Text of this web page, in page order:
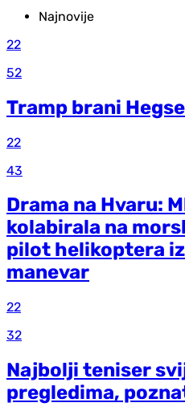
Najnovije
22
52
Tramp brani
22
43
Drama na Hvaru:
kolabirala na
pilot helikoptera
manevar
22
32
Najbolji teniser
pregledima,